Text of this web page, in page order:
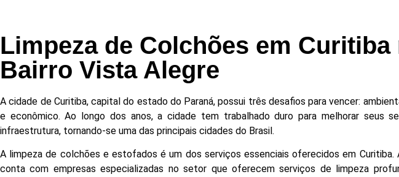
Limpeza de Colchões em Curitiba
Bairro Vista Alegre
A cidade de Curitiba, capital do estado do Paraná, possui três desafios para vencer:
e econômico. Ao longo dos anos, a cidade tem trabalhado duro para melhorar seus
infraestrutura, tornando-se uma das principais cidades do Brasil.
A limpeza de colchões e estofados é um dos serviços essenciais oferecidos em Curitiba.
conta com empresas especializadas no setor que oferecem serviços de limpeza